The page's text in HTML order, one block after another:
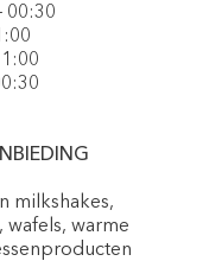
00:30
milkshakes,
wafels, warme